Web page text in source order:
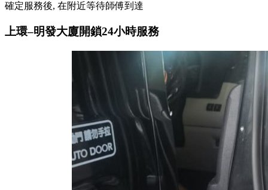
確定服務後, 在附近等待師傅到達
上環–明發大廈開鎖24小時服務